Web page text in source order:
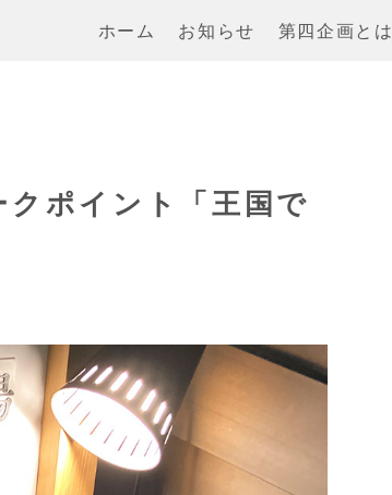
ホーム お知らせ 第四企画とは
ポイント「王国で